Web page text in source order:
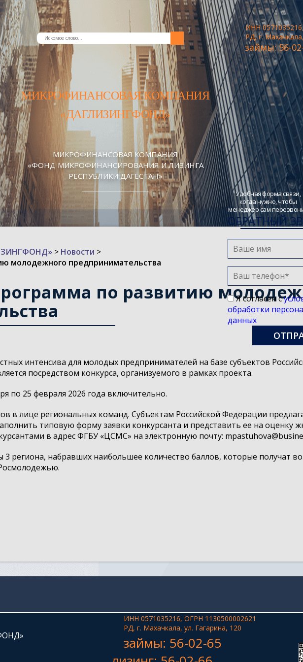
ИНН
РД, г.
займы: 56-
МИКРОФИНАНСОВАЯ КОМПАНИЯ
«ДАГЛИЗИНГФОНД»
МИКРОФИНАНСОВАЯ КОМПАНИЯ
«ФОНД МИКРОФИНАНСИРОВАНИЯ И ЛИЗИНГА
РЕСПУБЛИКИ ДАГЕСТАН»
Удобная форма связи,
когда нужно, чтобы
менеджер сам
ОБРАТНЫЙ
Я согласен с
обработки
данных
> Новости >
молодежного предпринимательства
по развитию
интенсива для молодых предпринимателей на базе субъектов
посредством конкурса, организуемого в рамках проекта.
по 25 февраля 2026 года включительно.
в лице региональных команд. Субъектам Российской Федерации
типовую форму заявки конкурсанта и представить ее на оценку
в адрес ФГБУ «ЦСМС» на электронную почту:
3 региона, набравших наибольшее количество баллов, которые получат
ИНН 0571035216, ОГРН 1130500002621
РД, г. Махачкала, ул. Гагарина, 120
займы: 56-02-65